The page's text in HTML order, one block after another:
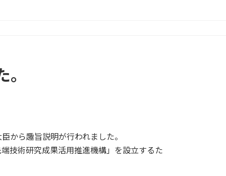
から趣旨説明が行われました。
技術研究成果活用推進機構」を設立するた